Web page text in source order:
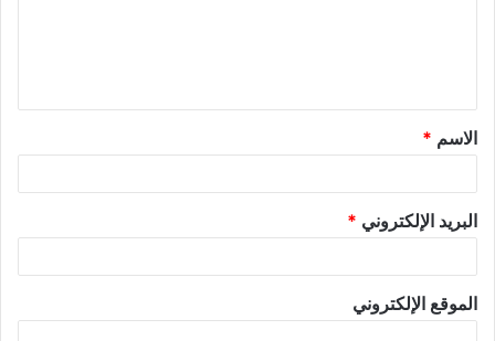
الاسم *
البريد الإلكتروني *
الموقع الإلكتروني